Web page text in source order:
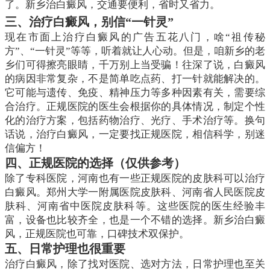
了。新乡治白癜风，交通要便利，省时又省力。
三、治疗白癜风，别信“一针灵”
现在市面上治疗白癜风的广告五花八门，啥“祖传秘
方”、“一针灵”等等，听着就让人心动。但是，咱新乡的老
乡们可得擦亮眼睛，千万别上当受骗！往深了说，白癜风
的病因非常复杂，不是简单吃点药、打一针就能解决的。
它可能与遗传、免疫、精神压力等多种因素有关，需要综
合治疗。正规医院的医生会根据你的具体情况，制定个性
化的治疗方案，包括药物治疗、光疗、手术治疗等。换句
话说，治疗白癜风，一定要找正规医院，相信科学，别迷
信偏方！
四、正规医院的选择（仅供参考）
除了专科医院，河南也有一些正规医院的皮肤科可以治疗
白癜风。郑州大学一附属医院皮肤科、河南省人民医院皮
肤科、河南省中医院皮肤科等。这些医院的医生经验丰
富，设备也比较齐全，也是一个不错的选择。新乡治白癜
风，正规医院也可靠，口碑技术双保护。
五、日常护理也很重要
治疗白癜风，除了找对医院、选对方法，日常护理也至关